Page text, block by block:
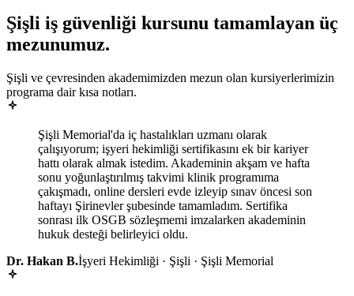
Şişli iş güvenliği kursunu tamamlayan üç
mezunumuz.
Şişli ve çevresinden akademimizden mezun olan kursiyerlerimizin
programa dair kısa notları.
Şişli Memorial'da iç hastalıkları uzmanı olarak
çalışıyorum; işyeri hekimliği sertifikasını ek bir kariyer
hattı olarak almak istedim. Akademinin akşam ve hafta
sonu yoğunlaştırılmış takvimi klinik programıma
çakışmadı, online dersleri evde izleyip sınav öncesi son
haftayı Şirinevler şubesinde tamamladım. Sertifika
sonrası ilk OSGB sözleşmemi imzalarken akademinin
hukuk desteği belirleyici oldu.
Dr. Hakan B.İşyeri Hekimliği · Şişli · Şişli Memorial